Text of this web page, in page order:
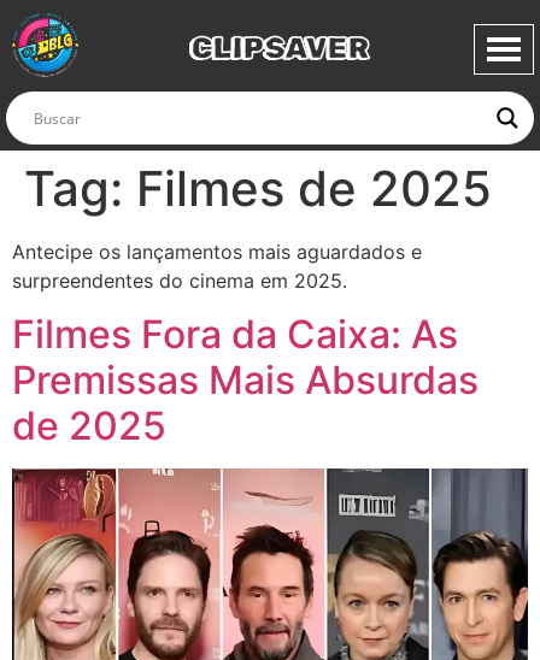
CLIPSAVER
Tag: Filmes de 2025
Antecipe os lançamentos mais aguardados e
surpreendentes do cinema em 2025.
Filmes Fora da Caixa: As
Premissas Mais Absurdas
de 2025